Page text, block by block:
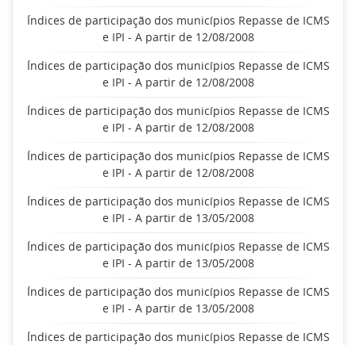
Índices de participação dos municípios Repasse de ICMS
e IPI - A partir de 12/08/2008
Índices de participação dos municípios Repasse de ICMS
e IPI - A partir de 12/08/2008
Índices de participação dos municípios Repasse de ICMS
e IPI - A partir de 12/08/2008
Índices de participação dos municípios Repasse de ICMS
e IPI - A partir de 12/08/2008
Índices de participação dos municípios Repasse de ICMS
e IPI - A partir de 13/05/2008
Índices de participação dos municípios Repasse de ICMS
e IPI - A partir de 13/05/2008
Índices de participação dos municípios Repasse de ICMS
e IPI - A partir de 13/05/2008
Índices de participação dos municípios Repasse de ICMS